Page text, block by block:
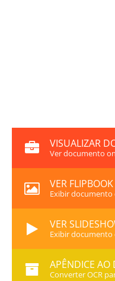
VISUALIZAR
Ver documento
VER FLIPBOOK
Exibir
VER
Exibir documento
APÊNDICE AO
Converter OCR